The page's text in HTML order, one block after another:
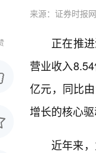
来源：证券时报网
正在推
营业收入
亿元，同比
增长的核心驱
近年来